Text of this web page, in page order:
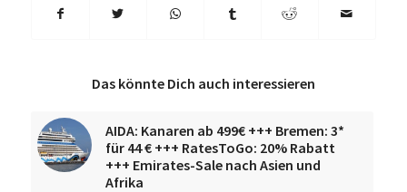
Das könnte Dich auch interessieren
AIDA: Kanaren ab 499€ +++ Bremen: 3*
für 44 € +++ RatesToGo: 20% Rabatt
+++ Emirates-Sale nach Asien und
Afrika